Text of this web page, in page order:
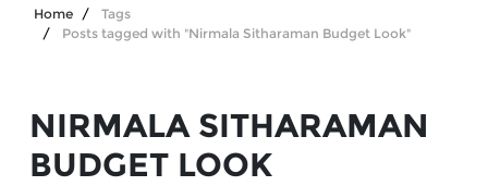
Home
Tags
Posts tagged with "Nirmala Sitharaman Budget Look"
NIRMALA SITHARAMAN
BUDGET LOOK